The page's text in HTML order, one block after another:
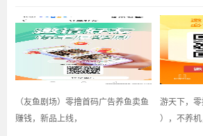
（友鱼剧场）零撸首码广告养鱼卖鱼
赚钱，新品上线，
游天下，
），不养机